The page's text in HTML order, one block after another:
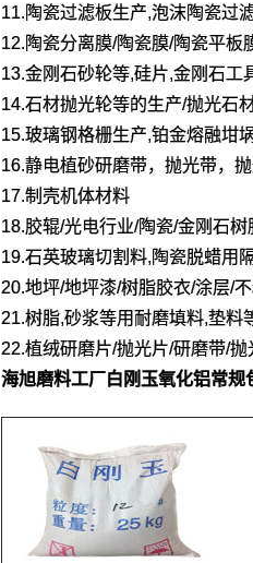
11.陶瓷过滤板生产,泡沫陶瓷过
12.陶瓷分离膜/陶瓷膜/陶瓷平板
13.金刚石砂轮等,硅片,金刚石工
14.石材抛光轮等的生产/抛光石
15.玻璃钢格栅生产,铂金熔融坩
16.静电植砂研磨带，抛光带，
17.制壳机体材料
18.胶辊/光电行业/陶瓷/金刚石
19.石英玻璃切割料,陶瓷脱蜡用
20.地坪/地坪漆/树脂胶衣/涂层/
21.树脂,砂浆等用耐磨填料,垫料
22.植绒研磨片/抛光片/研磨带/抛
海旭磨料工厂白刚玉氧化铝常规